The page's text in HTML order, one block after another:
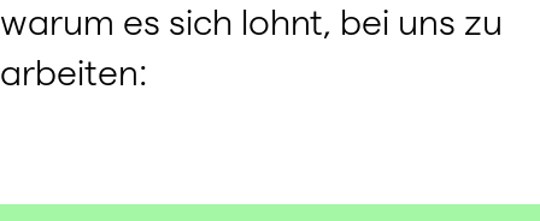
warum es sich lohnt, bei uns zu
arbeiten: